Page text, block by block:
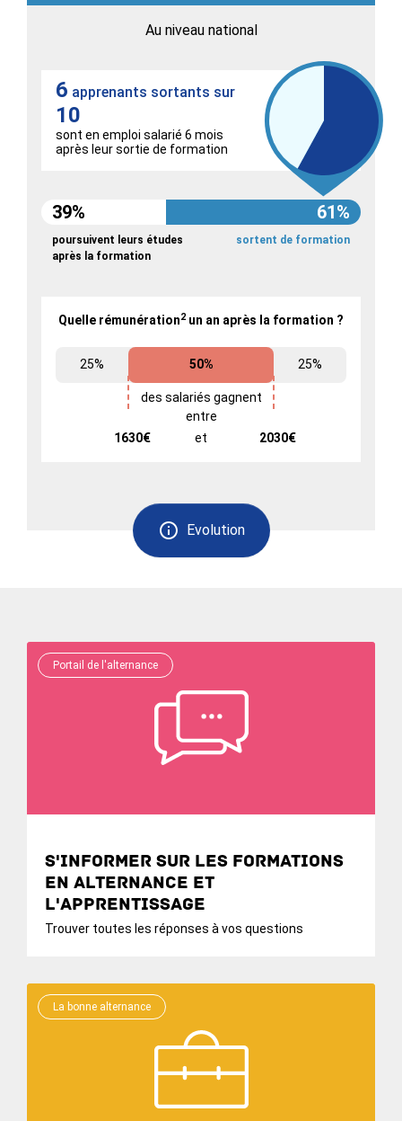
Au niveau national
Evolution
6 apprenants sortants sur
10
sont en emploi salarié 6 mois
après leur sortie de formation
39% 61%
poursuivent leurs études
après la formation
sortent de formation
Quelle rémunération2un an après la formation ?
25% 50%
des salariés gagnent
entre
1630€
et 2030€
25%
Portail de l'alternance
S'informer sur les formations
en alternance et
l'apprentissage
Trouver toutes les réponses à vos questions
La bonne alternance